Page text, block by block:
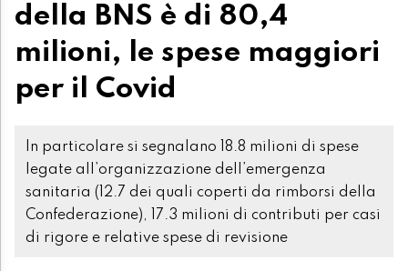
della BNS è di 80,4
milioni, le spese maggiori
per il Covid
In particolare si segnalano 18.8 milioni di spese
legate all’organizzazione dell’emergenza
sanitaria (12.7 dei quali coperti da rimborsi della
Confederazione), 17.3 milioni di contributi per casi
di rigore e relative spese di revisione